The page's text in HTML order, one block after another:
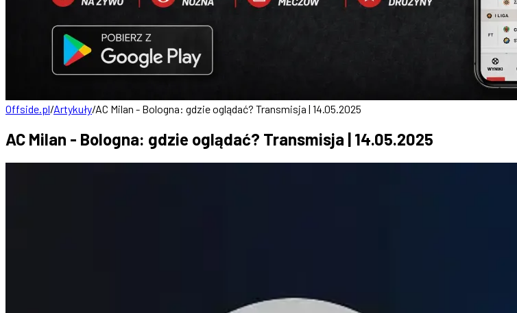
Offside.pl/Artykuły/AC Milan - Bologna: gdzie oglądać? Transmisja | 14.05.2025
AC Milan - Bologna: gdzie oglądać? Transmisja | 14.05.2025